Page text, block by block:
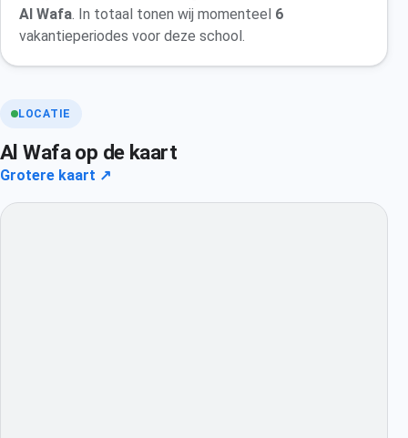
Al Wafa. In totaal tonen wij momenteel 6
vakantieperiodes voor deze school.
LOCATIE
Al Wafa op de kaart
Grotere kaart ↗